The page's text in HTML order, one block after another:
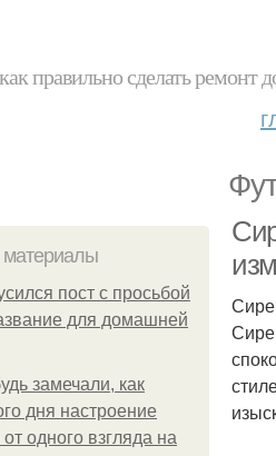
как правильно сделать ремонт
пост с просьбой
для домашней
замечали, как
дня настроение
одного взгляда на